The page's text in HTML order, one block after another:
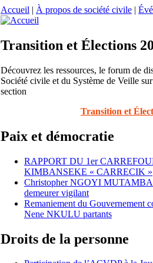
Accueil | À propos de société civile |
Transition et Élections
Découvrez les ressources, le forum de
Société civile et du Système de Veille
section
Transition et
Paix et démocratie
RAPPORT DU 1er
KIMBANSEKE « CARRECIK »
Christopher NGOYI MUTAMBA
demeurer vigilant
Remaniement du Gouvernement
Nene NKULU partants
Droits de la personne